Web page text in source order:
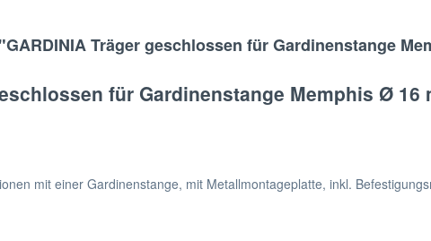
Träger geschlossen für Gardinenstange
für Gardinenstange Memphis Ø 16
mit einer Gardinenstange, mit Metallmontageplatte, inkl.